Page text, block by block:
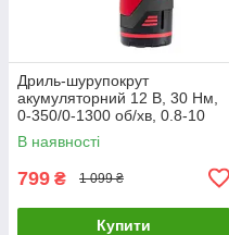
Дриль-шурупокрут
акумуляторний 12 В, 30 Нм,
0-350/0-1300 об/хв, 0.8-10
мм, 1.5 Аг INTERTOOL DT-
0310
В наявності
799 ₴ 1 099 ₴
Купити